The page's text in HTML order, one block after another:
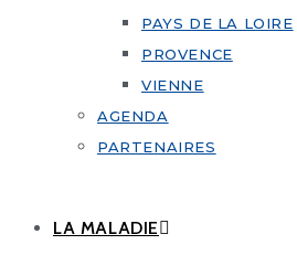
PAYS DE LA LOIRE
PROVENCE
VIENNE
AGENDA
PARTENAIRES
LA MALADIE